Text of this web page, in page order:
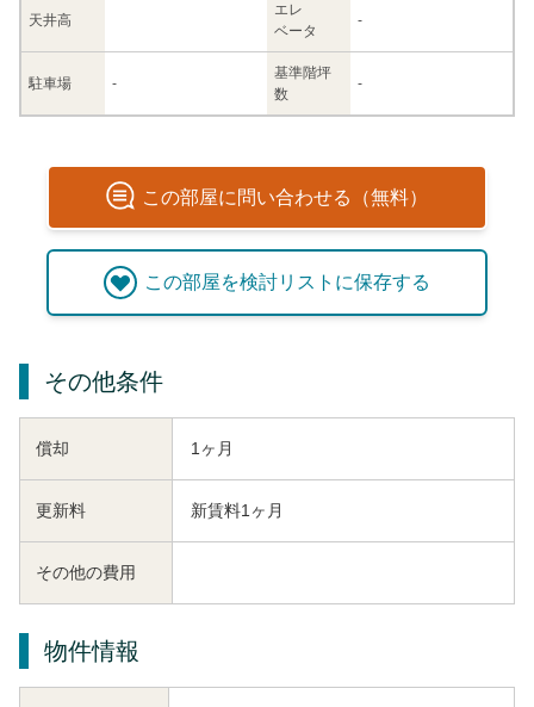
天井高
エレ
ベータ
-
駐車場 -
基準階坪
数
-
この部屋に問い合わせる（無料）
この部屋を検討リストに保存する
その他条件
償却 1ヶ月
更新料 新賃料1ヶ月
その他の費用
物件情報